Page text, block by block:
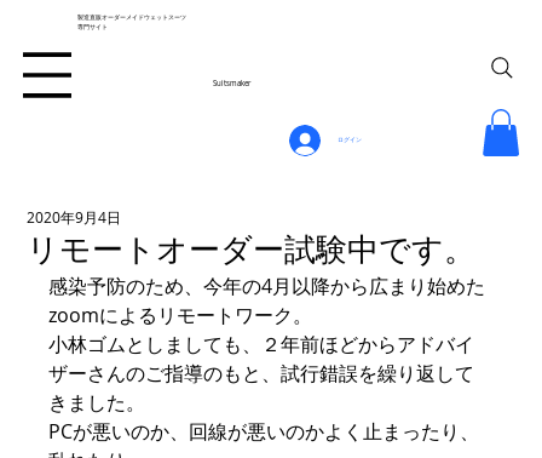
Suitsmaker
製造直販オーダーメイドウェットスーツ
専門サイト
ログイン
リモートオーダー試験中です。
2020年9月4日
感染予防のため、今年の4月以降から広まり始めた
zoomによるリモートワーク。
小林ゴムとしましても、２年前ほどからアドバイ
ザーさんのご指導のもと、試行錯誤を繰り返して
きました。
PCが悪いのか、回線が悪いのかよく止まったり、